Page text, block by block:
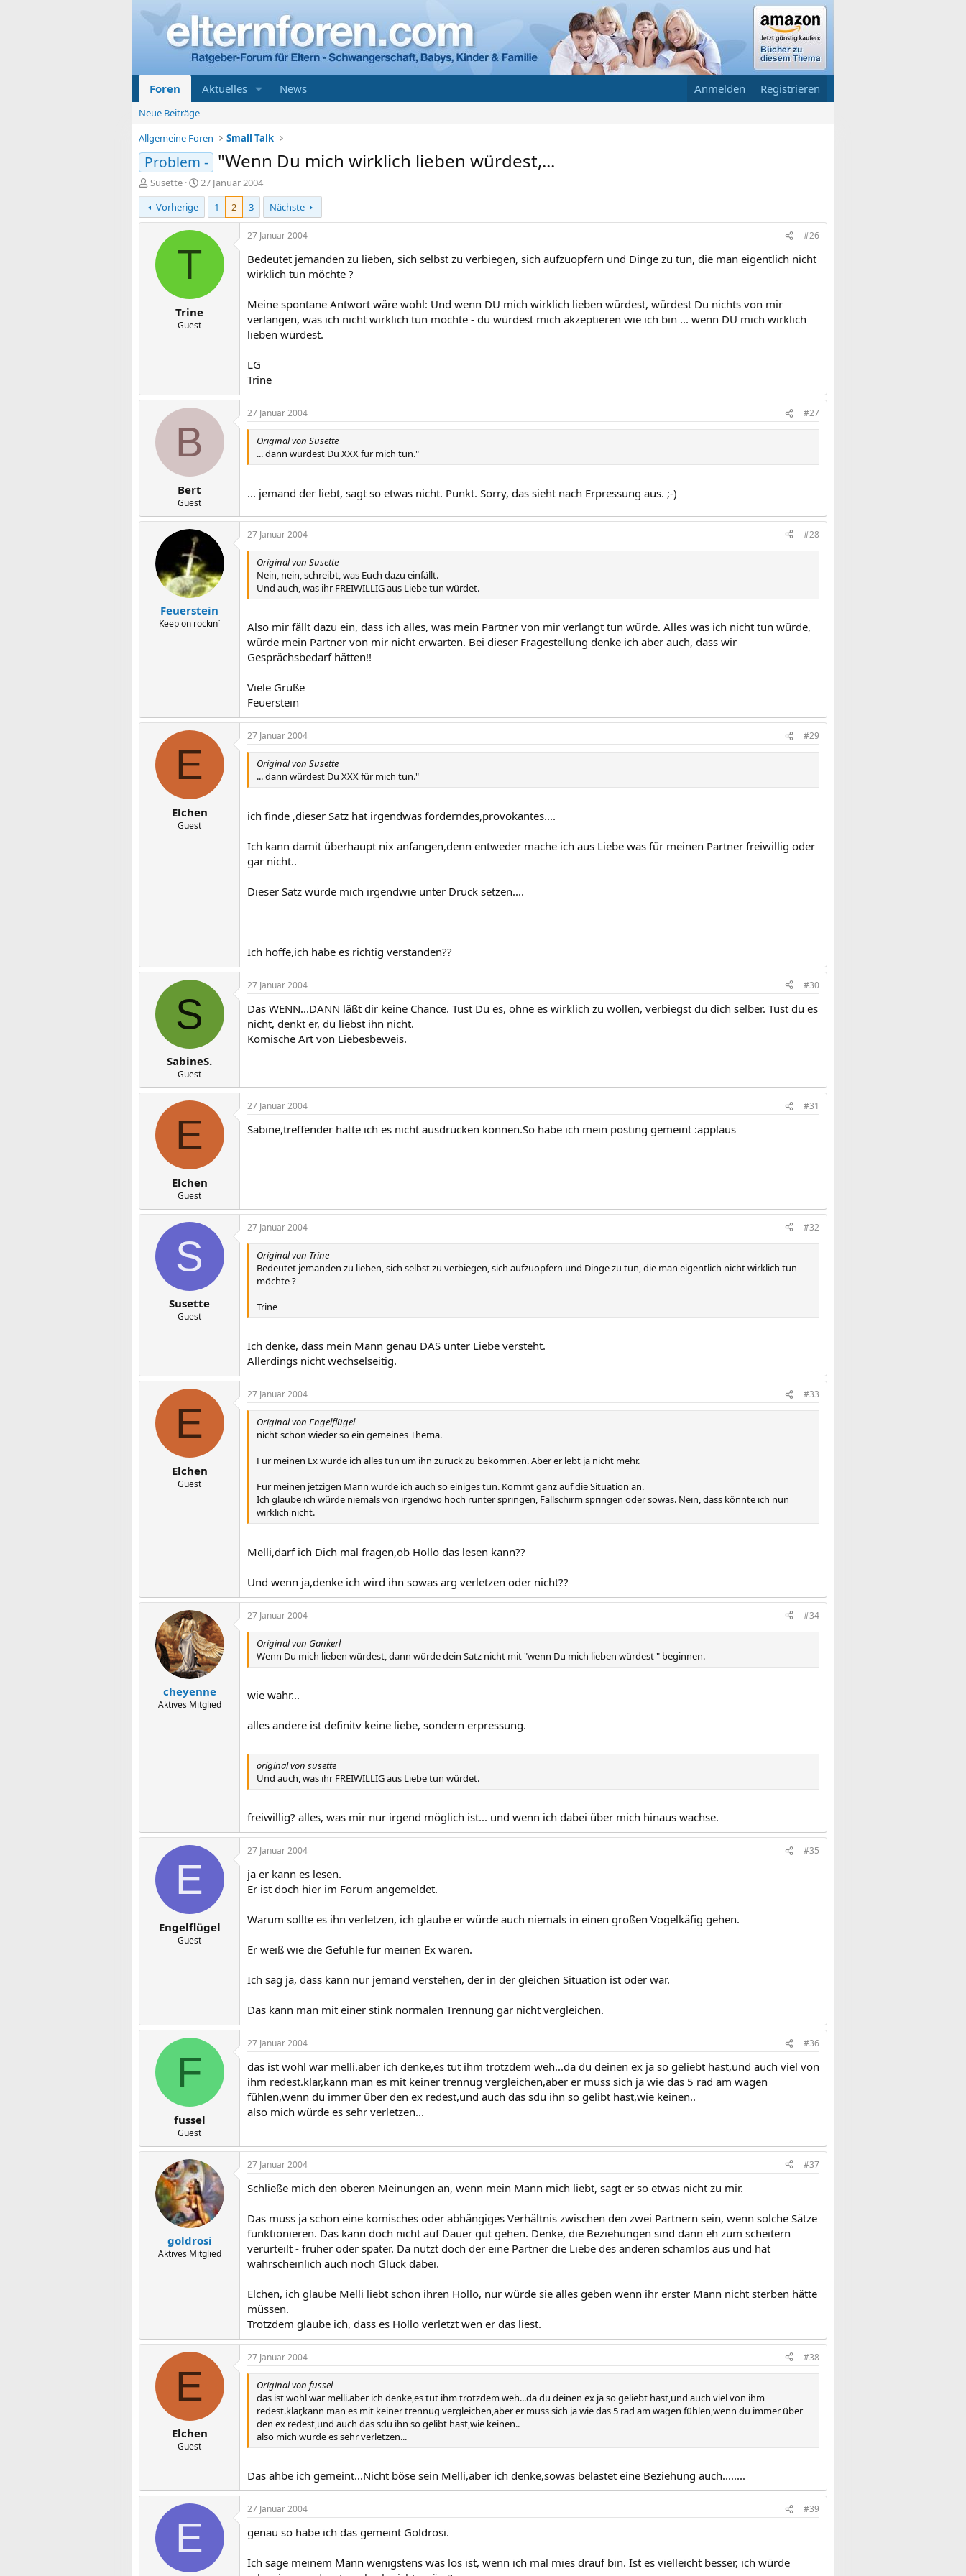
Foren Aktuelles News Anmelden Registrieren
Neue Beiträge
Allgemeine Foren
Small Talk
Problem - "Wenn Du mich wirklich lieben würdest,...
E
r
s
t
Susette
E
r
t
e
m
27 Januar 2004
Vorherige
1 2 3 Nächste
T
Trine
Guest
27 Januar 2004 #26
Bedeutet jemanden zu lieben, sich selbst zu verbiegen, sich aufzuopfern und Dinge zu tun, die man eigentlich nicht
wirklich tun möchte ?
Meine spontane Antwort wäre wohl: Und wenn DU mich wirklich lieben würdest, würdest Du nichts von mir
verlangen, was ich nicht wirklich tun möchte - du würdest mich akzeptieren wie ich bin ... wenn DU mich wirklich
lieben würdest.
LG
Trine
B
Bert
Guest
27 Januar 2004 #27
Original von Susette
... dann würdest Du XXX für mich tun."
... jemand der liebt, sagt so etwas nicht. Punkt. Sorry, das sieht nach Erpressung aus. ;-)
Feuerstein
Keep on rockin`
27 Januar 2004 #28
Original von Susette
Nein, nein, schreibt, was Euch dazu einfällt.
Und auch, was ihr FREIWILLIG aus Liebe tun würdet.
Also mir fällt dazu ein, dass ich alles, was mein Partner von mir verlangt tun würde. Alles was ich nicht tun würde,
würde mein Partner von mir nicht erwarten. Bei dieser Fragestellung denke ich aber auch, dass wir
Gesprächsbedarf hätten!!
Viele Grüße
Feuerstein
E
Elchen
Guest
27 Januar 2004 #29
Original von Susette
... dann würdest Du XXX für mich tun."
ich finde ,dieser Satz hat irgendwas forderndes,provokantes....
Ich kann damit überhaupt nix anfangen,denn entweder mache ich aus Liebe was für meinen Partner freiwillig oder
gar nicht..
Dieser Satz würde mich irgendwie unter Druck setzen....
Ich hoffe,ich habe es richtig verstanden??
S
SabineS.
Guest
27 Januar 2004 #30
Das WENN...DANN läßt dir keine Chance. Tust Du es, ohne es wirklich zu wollen, verbiegst du dich selber. Tust du es
nicht, denkt er, du liebst ihn nicht.
Komische Art von Liebesbeweis.
E
Elchen
Guest
27 Januar 2004 #31
Sabine,treffender hätte ich es nicht ausdrücken können.So habe ich mein posting gemeint :applaus
S
Susette
Guest
27 Januar 2004 #32
Original von Trine
Bedeutet jemanden zu lieben, sich selbst zu verbiegen, sich aufzuopfern und Dinge zu tun, die man eigentlich nicht wirklich tun
möchte ?
Trine
Ich denke, dass mein Mann genau DAS unter Liebe versteht.
Allerdings nicht wechselseitig.
E
Elchen
Guest
27 Januar 2004 #33
Original von Engelflügel
nicht schon wieder so ein gemeines Thema.
Für meinen Ex würde ich alles tun um ihn zurück zu bekommen. Aber er lebt ja nicht mehr.
Für meinen jetzigen Mann würde ich auch so einiges tun. Kommt ganz auf die Situation an.
Ich glaube ich würde niemals von irgendwo hoch runter springen, Fallschirm springen oder sowas. Nein, dass könnte ich nun
wirklich nicht.
Melli,darf ich Dich mal fragen,ob Hollo das lesen kann??
Und wenn ja,denke ich wird ihn sowas arg verletzen oder nicht??
cheyenne
Aktives Mitglied
27 Januar 2004 #34
Original von Gankerl
Wenn Du mich lieben würdest, dann würde dein Satz nicht mit "wenn Du mich lieben würdest " beginnen.
wie wahr...
alles andere ist definitv keine liebe, sondern erpressung.
original von susette
Und auch, was ihr FREIWILLIG aus Liebe tun würdet.
freiwillig? alles, was mir nur irgend möglich ist... und wenn ich dabei über mich hinaus wachse.
E
Engelflügel
Guest
27 Januar 2004 #35
ja er kann es lesen.
Er ist doch hier im Forum angemeldet.
Warum sollte es ihn verletzen, ich glaube er würde auch niemals in einen großen Vogelkäfig gehen.
Er weiß wie die Gefühle für meinen Ex waren.
Ich sag ja, dass kann nur jemand verstehen, der in der gleichen Situation ist oder war.
Das kann man mit einer stink normalen Trennung gar nicht vergleichen.
F
fussel
Guest
27 Januar 2004 #36
das ist wohl war melli.aber ich denke,es tut ihm trotzdem weh...da du deinen ex ja so geliebt hast,und auch viel von
ihm redest.klar,kann man es mit keiner trennug vergleichen,aber er muss sich ja wie das 5 rad am wagen
fühlen,wenn du immer über den ex redest,und auch das sdu ihn so gelibt hast,wie keinen..
also mich würde es sehr verletzen...
goldrosi
Aktives Mitglied
27 Januar 2004 #37
Schließe mich den oberen Meinungen an, wenn mein Mann mich liebt, sagt er so etwas nicht zu mir.
Das muss ja schon eine komisches oder abhängiges Verhältnis zwischen den zwei Partnern sein, wenn solche Sätze
funktionieren. Das kann doch nicht auf Dauer gut gehen. Denke, die Beziehungen sind dann eh zum scheitern
verurteilt - früher oder später. Da nutzt doch der eine Partner die Liebe des anderen schamlos aus und hat
wahrscheinlich auch noch Glück dabei.
Elchen, ich glaube Melli liebt schon ihren Hollo, nur würde sie alles geben wenn ihr erster Mann nicht sterben hätte
müssen.
Trotzdem glaube ich, dass es Hollo verletzt wen er das liest.
E
Elchen
Guest
27 Januar 2004 #38
Original von fussel
das ist wohl war melli.aber ich denke,es tut ihm trotzdem weh...da du deinen ex ja so geliebt hast,und auch viel von ihm
redest.klar,kann man es mit keiner trennug vergleichen,aber er muss sich ja wie das 5 rad am wagen fühlen,wenn du immer über
den ex redest,und auch das sdu ihn so gelibt hast,wie keinen..
also mich würde es sehr verletzen...
Das ahbe ich gemeint...Nicht böse sein Melli,aber ich denke,sowas belastet eine Beziehung auch........
E
27 Januar 2004 #39
genau so habe ich das gemeint Goldrosi.
Ich sage meinem Mann wenigstens was los ist, wenn ich mal mies drauf bin. Ist es vielleicht besser, ich würde